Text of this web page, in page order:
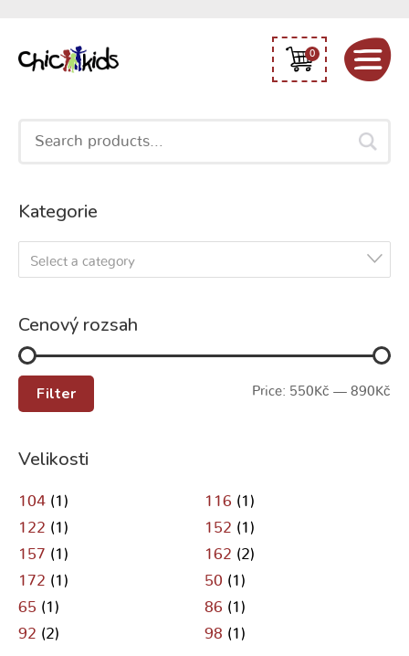
0
Search
Kategorie
Select a category
Cenový rozsah
Filter Price: 550Kč — 890Kč
Velikosti
104 (1) 116 (1)
122 (1) 152 (1)
157 (1) 162 (2)
172 (1) 50 (1)
65 (1) 86 (1)
92 (2) 98 (1)